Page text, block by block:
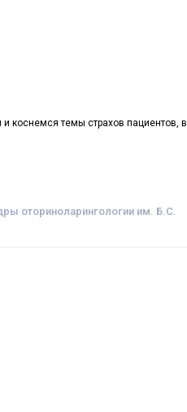
коснемся темы страхов пациентов, в
оториноларингологии им. Б.С.